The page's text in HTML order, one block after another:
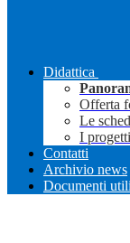
Didattica
Offerta
Le
I
Contatti
Archivio news
Documenti utili